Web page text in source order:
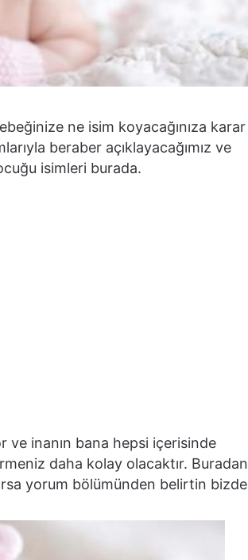
ne isim koyacağınıza karar
beraber açıklayacağımız ve
isimleri burada.
ve inanın bana hepsi içerisinde
daha kolay olacaktır. Buradan
yorum bölümünden belirtin bizde